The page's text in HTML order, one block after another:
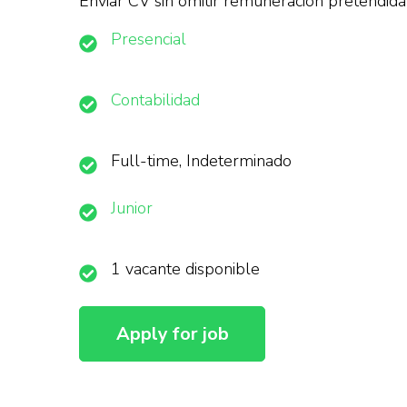
Presencial
Contabilidad
Full-time, Indeterminado
Junior
1 vacante disponible